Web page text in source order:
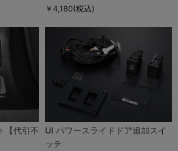
￥4,180(税込)
【代引不
UI パワースライドドア追加スイ
ッチ